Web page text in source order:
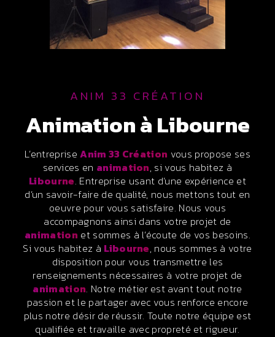
ANIM 33 CRÉATION
animation à Libourne
L’entrepriseAnim 33 Création vous propose ses
services en animation, si vous habitez à
Libourne. Entreprise usant d’une expérience et
d’un savoir-faire de qualité, nous mettons tout en
oeuvre pour vous satisfaire. Nous vous
accompagnons ainsi dans votre projet de
animation et sommes à l’écoute de vos besoins.
Si vous habitez à Libourne, nous sommes à votre
disposition pour vous transmettre les
renseignements nécessaires à votre projet de
animation. Notre métier est avant tout notre
passion et le partager avec vous renforce encore
plus notre désir de réussir. Toute notre équipe est
qualifiée et travaille avec propreté et rigueur.